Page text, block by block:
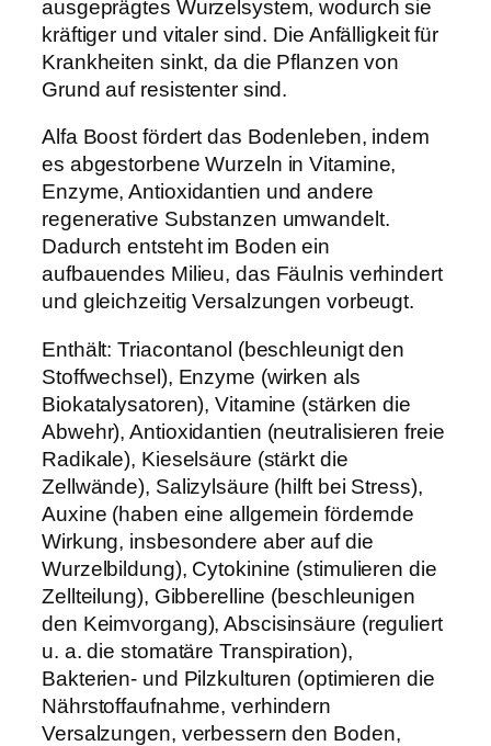
ausgeprägtes Wurzelsystem, wodurch sie
kräftiger und vitaler sind. Die Anfälligkeit für
Krankheiten sinkt, da die Pflanzen von
Grund auf resistenter sind.
Alfa Boost fördert das Bodenleben, indem
es abgestorbene Wurzeln in Vitamine,
Enzyme, Antioxidantien und andere
regenerative Substanzen umwandelt.
Dadurch entsteht im Boden ein
aufbauendes Milieu, das Fäulnis verhindert
und gleichzeitig Versalzungen vorbeugt.
Enthält: Triacontanol (beschleunigt den
Stoffwechsel), Enzyme (wirken als
Biokatalysatoren), Vitamine (stärken die
Abwehr), Antioxidantien (neutralisieren freie
Radikale), Kieselsäure (stärkt die
Zellwände), Salizylsäure (hilft bei Stress),
Auxine (haben eine allgemein fördernde
Wirkung, insbesondere aber auf die
Wurzelbildung), Cytokinine (stimulieren die
Zellteilung), Gibberelline (beschleunigen
den Keimvorgang), Abscisinsäure (reguliert
u. a. die stomatäre Transpiration),
Bakterien- und Pilzkulturen (optimieren die
Nährstoffaufnahme, verhindern
Versalzungen, verbessern den Boden,